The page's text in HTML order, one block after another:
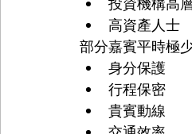
高資產人士
部分嘉賓平時極
身分保護
行程保密
貴賓動線